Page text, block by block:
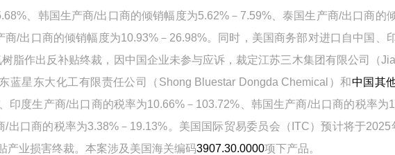
、韩国生产商/出口商的倾销幅度为5.62%－ 7.59%、泰国生产商/出口商的
商/出口商的倾销幅度为10.93%－ 26.98%。同时，美国商务部对进口自中国、
脂作出反补贴终裁，因中国企业未参与应诉，裁定江苏三木集团有限公司（
蓝星东大化工有限责任公司（ Shong Bluestar Dongda Chemical ）和中国其
印度生产商/出口商的税率为10.66% － 103.72% 、韩国生产商/出口商的税率为
/出口商的税率为3.38% － 19.13%。美国国际贸易委员会（ ITC）预计将于2025
产业损害终裁。本案涉及美国海关编码3907.30.0000项下产品。